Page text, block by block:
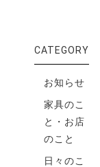
CATEGORY
お知らせ
家具のこ
と・お店
のこと
日々のこ